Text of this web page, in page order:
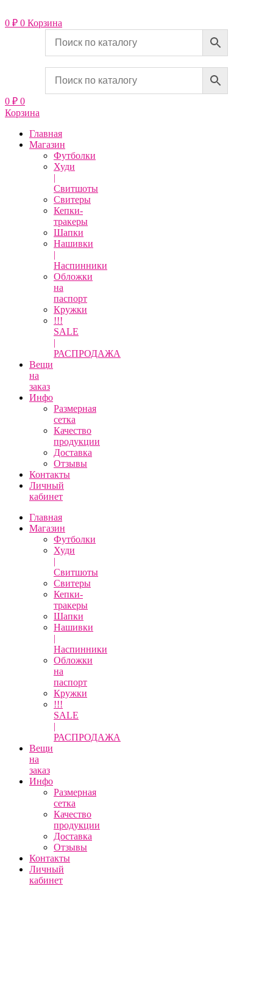
к
содержимому
0 ₽ 0 Корзина
0 ₽ 0
Корзина
Главная
Магазин
Футболки
Худи
|
Свитшоты
Свитеры
Кепки-
тракеры
Шапки
Нашивки
|
Наспинники
Обложки
на
паспорт
Кружки
!!!
SALE
|
РАСПРОДАЖА
Вещи
на
заказ
Инфо
Размерная
сетка
Качество
продукции
Доставка
Отзывы
Контакты
Личный
кабинет
Главная
Магазин
Футболки
Худи
|
Свитшоты
Свитеры
Кепки-
тракеры
Шапки
Нашивки
|
Наспинники
Обложки
на
паспорт
Кружки
!!!
SALE
|
РАСПРОДАЖА
Вещи
на
заказ
Инфо
Размерная
сетка
Качество
продукции
Доставка
Отзывы
Контакты
Личный
кабинет